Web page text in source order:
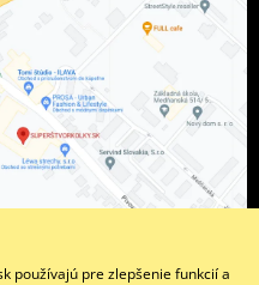
používajú pre zlepšenie funkcií a